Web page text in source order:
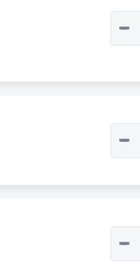
−
−
−